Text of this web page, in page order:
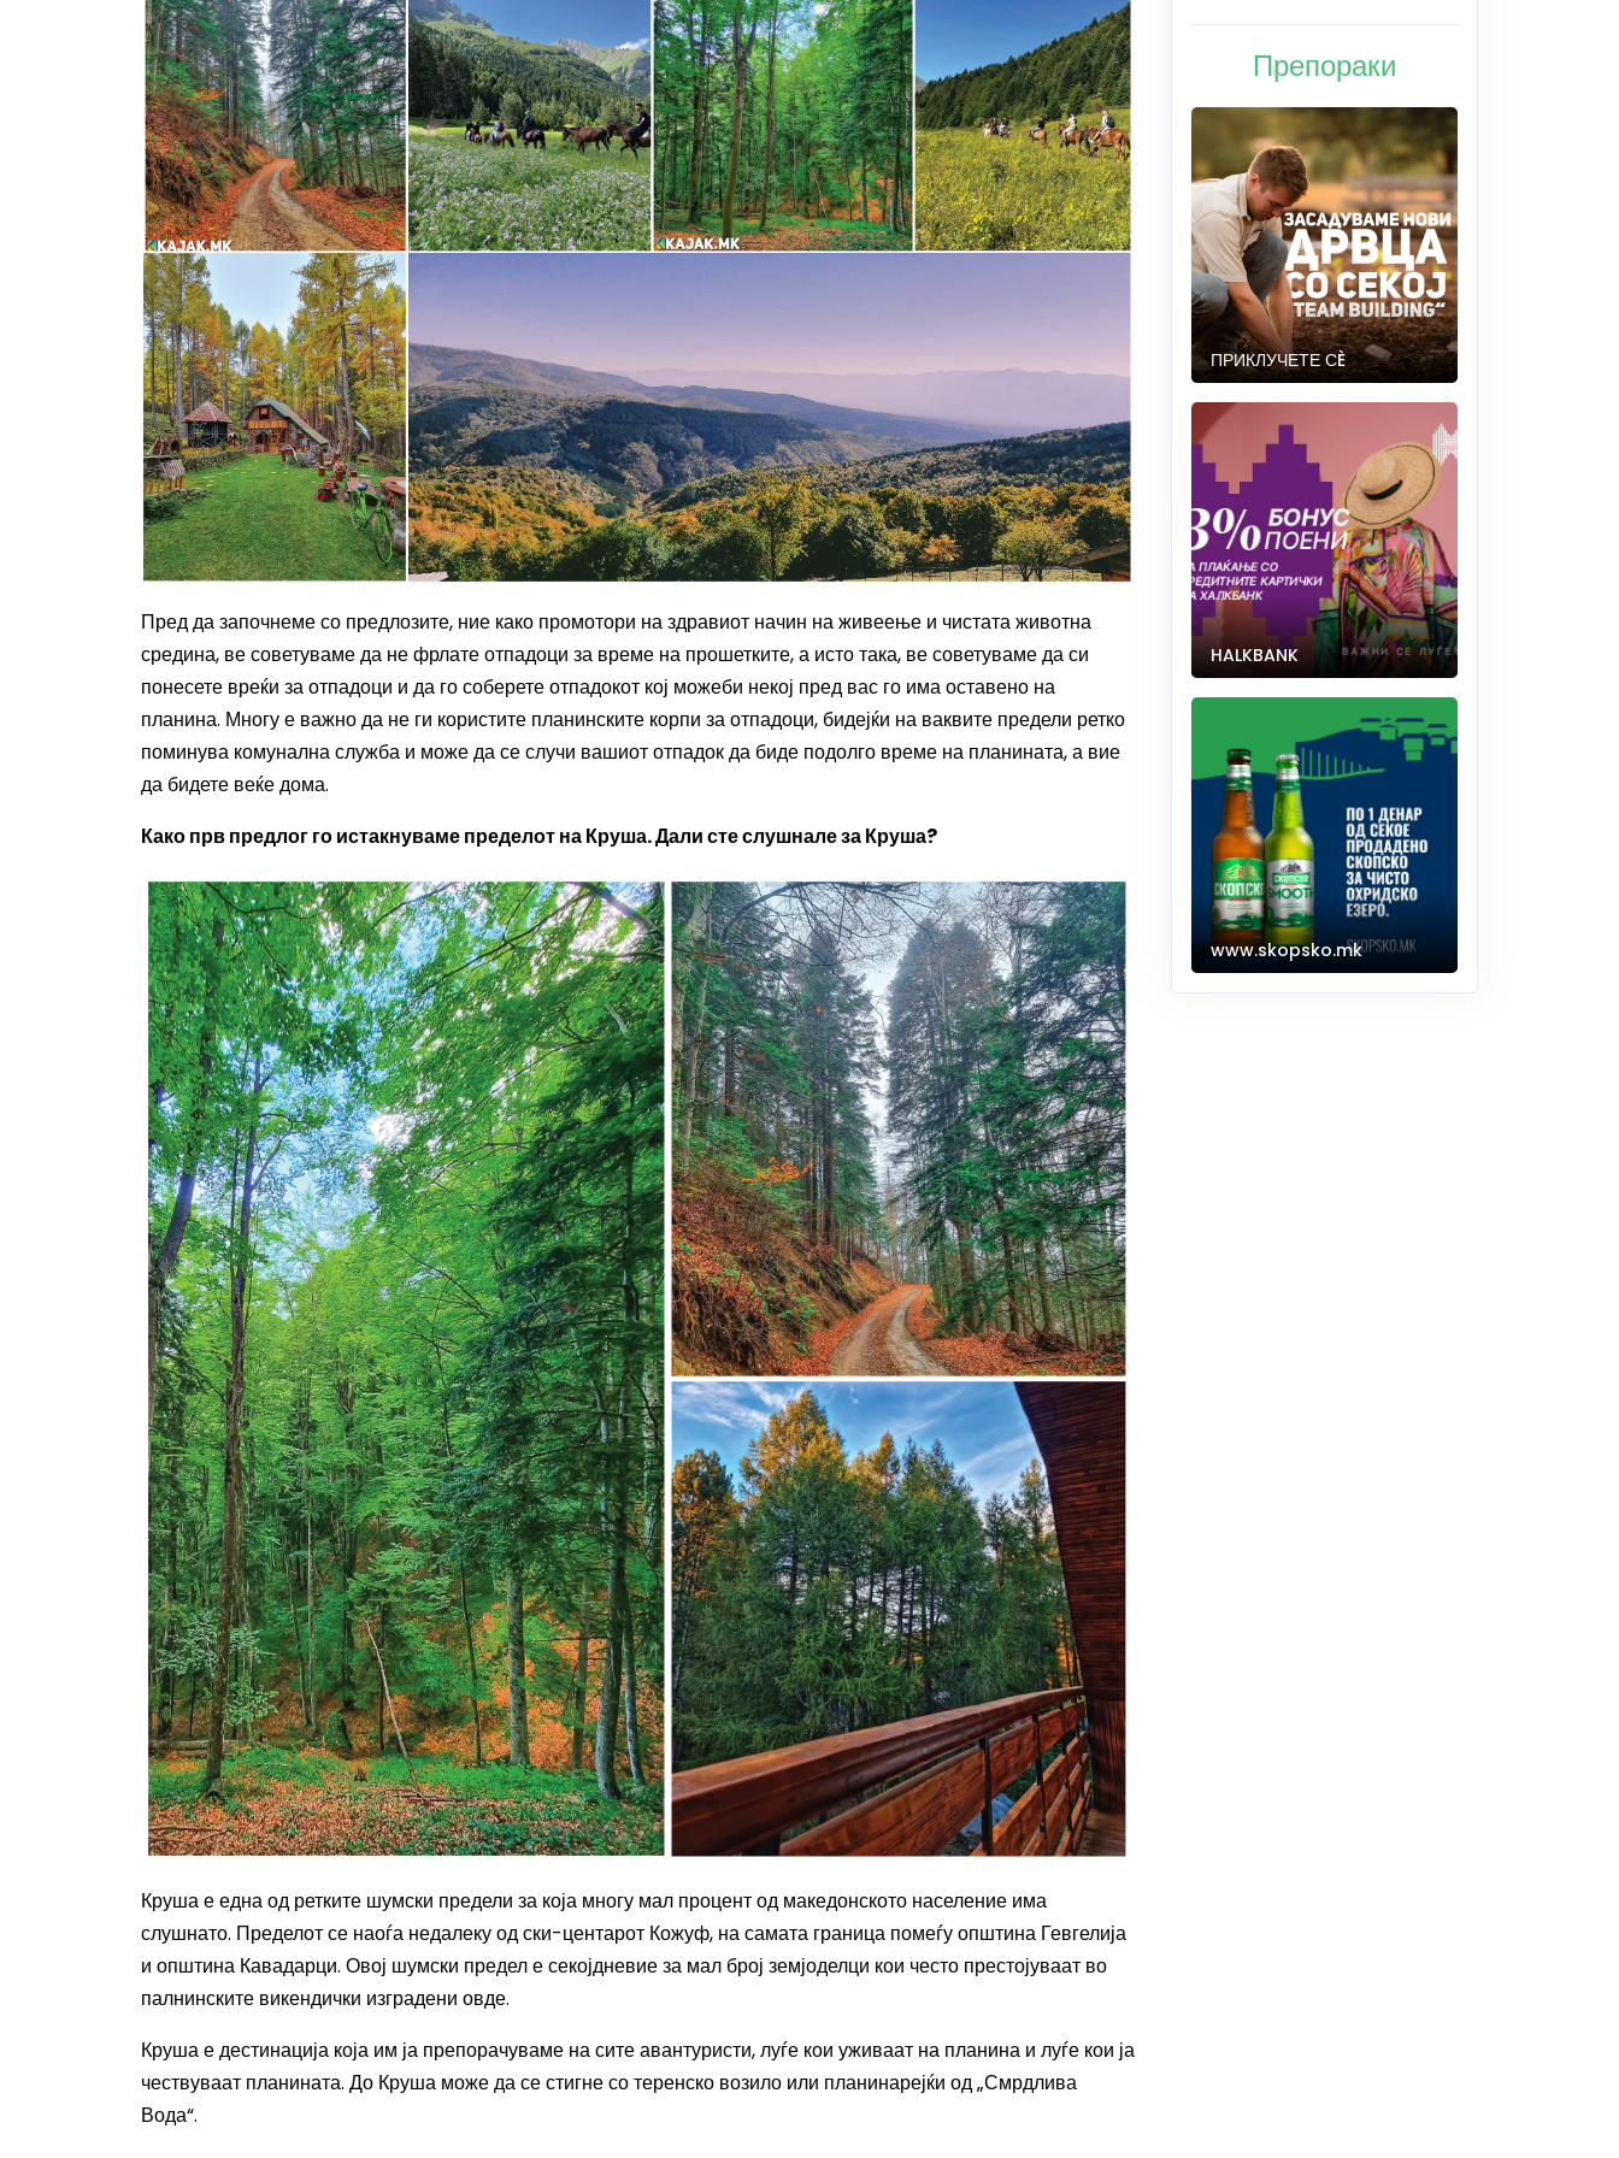
Пред да започнеме со предлозите, ние како промотори на здравиот начин на живеење и чистата животна
средина, ве советуваме да не фрлате отпадоци за време на прошетките,а исто така, ве советуваме да си
понесете вреќи за отпадоци и да го соберете отпадокот кој можеби некој пред вас го има оставено на
планина. Многу е важно да не ги користите планинските корпи за отпадоци, бидејќи на ваквите предели ретко
поминува комунална служба и може да се случи вашиот отпадок да биде подолго време на планината, а вие
да бидете веќе дома.
Како прв предлог го истакнуваме пределот на Круша.Дали сте слушнале за Круша?
Круша е една од ретките шумски предели за која многу мал процент од македонското население има
слушнато. Пределот се наоѓа недалеку од ски-центарот Кожуф, на самата граница помеѓу општина Гевгелија
и општина Кавадарци. Овој шумски пределе секојдневие за мал број земјоделци кои често престојуваат во
палнинските викендички изградени овде.
Круша е дестинација која им ја препорачуваме на сите авантуристи, луѓе кои уживаат на планина и луѓе кои ја
чествуваат планината. До Круша може да се стигне со теренско возило или планинарејќи од „Смрдлива
Вода“.
Препораки
ПРИКЛУЧЕТЕ СÈ
HALKBANK
www.skopsko.mk